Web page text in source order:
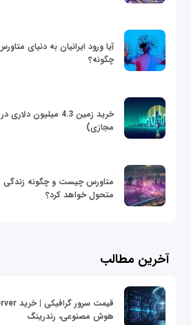
آیا ورود ایرانیان به دنیای
چگونه؟
خرید زمین 4.3
مجازی)
متاورس چیست و چگونه زندگی
متحول خواهد کرد؟
آخرین مطالب
هوش مصنوعی، رندرینگ